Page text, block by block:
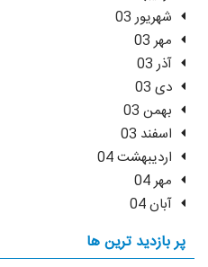
شهریور 03
مهر 03
آذر 03
دی 03
بهمن 03
اسفند 03
اردیبهشت 04
مهر 04
آبان 04
پر بازدید ترین ها